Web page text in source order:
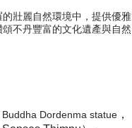
壯麗自然環境中，提供優雅
不丹豐富的文化遺產與自然
Buddha Dordenma statue，